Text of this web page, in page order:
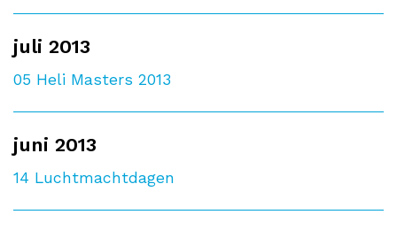
juli 2013
05 Heli Masters 2013
juni 2013
14 Luchtmachtdagen